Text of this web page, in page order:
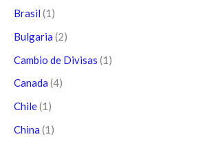
Brasil (1)
Bulgaria (2)
Cambio de Divisas (1)
Canada (4)
Chile(1)
China (1)